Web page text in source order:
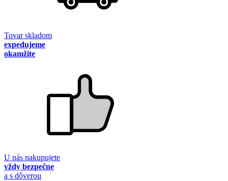
Tovar skladom
expedujeme
okamžite
U nás nakupujete
vždy bezpečne
a s dôverou